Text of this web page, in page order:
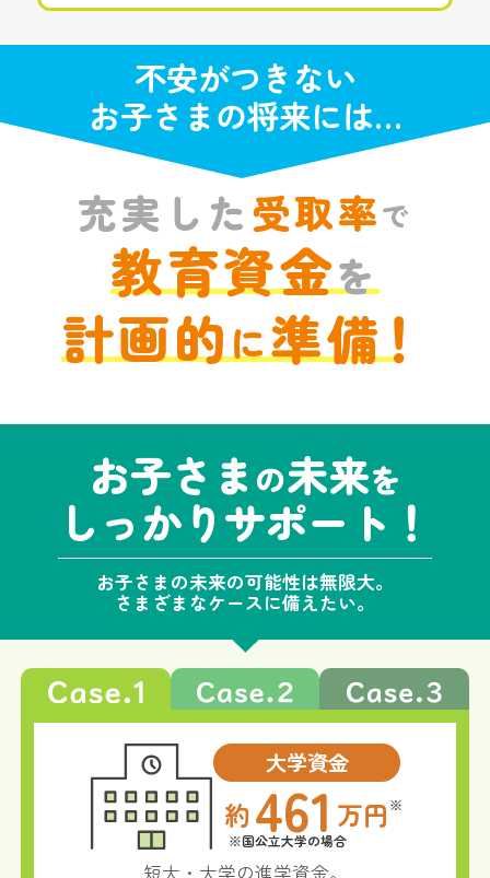
不安がつきない
お子さまの将来には…
充実した受取率で
教育資金を
計画的に準備！
お子さま の未来を
しっかりサポート！
お子さま の未来の可能性は無限大。
さまざまなケースに備えたい。
大学資金
約461万円 ※
※国公立大学の場合